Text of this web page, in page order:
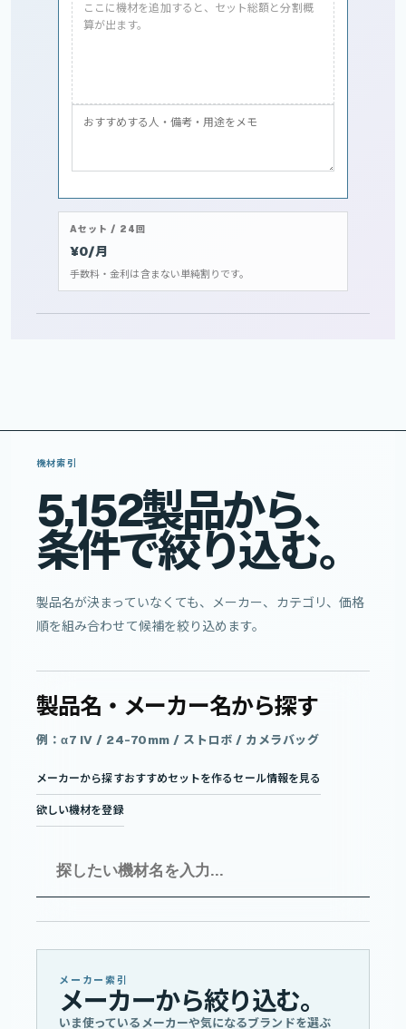
ここに機材を追加すると、セット総額と分割概
算が出ます。
Aセット / 24回
¥0/月
手数料・金利は含まない単純割りです。
機材索引
5,152製品から、
条件で絞り込む。
製品名が決まっていなくても、メーカー、カテゴリ、価格
順を組み合わせて候補を絞り込めます。
製品名・メーカー名から探す
例：α7 IV / 24-70mm / ストロボ / カメラバッグ
メーカーから探すおすすめセットを作るセール情報を見る
欲しい機材を登録
メーカー索引
メーカーから絞り込む。
いま使っているメーカーや気になるブランドを選ぶ